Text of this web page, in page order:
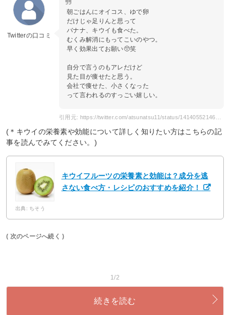
Twitterの口コミ
朝ごはんにオイコス、ゆで卵
だけじゃ足りんと思って
バナナ、キウイも食べた。
むくみ解消にもってこいのやつ。
早く効果出てお願い🥺笑
自分で言うのもアレだけど
見た目が痩せたと思う。
会社で痩せた、小さくなった
って言われるのすっごい嬉しい。
(＊キウイの栄養素や効能について詳しく知りたい方はこちらの記
事を読んでみてください。)
キウイフルーツの栄養素と効能は？成分を逃
さない食べ方・レシピのおすすめを紹介！
出典: ちそう
( 次のページへ続く )
1/2
続きを読む